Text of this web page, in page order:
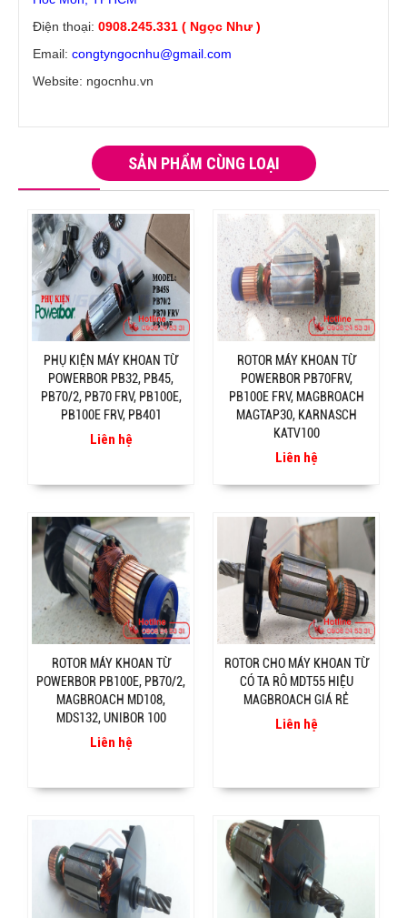
Điện thoại: 0908.245.331 ( Ngọc Như )
Email: congtyngocnhu@gmail.com
Website: ngocnhu.vn
SẢN PHẨM CÙNG LOẠI
PHỤ KIỆN MÁY KHOAN TỪ
POWERBOR PB32, PB45,
PB70/2, PB70 FRV, PB100E,
PB100E FRV, PB401
Liên hệ
ROTOR MÁY KHOAN TỪ
POWERBOR PB70FRV,
PB100E FRV, MAGBROACH
MAGTAP30, KARNASCH
KATV100
Liên hệ
ROTOR MÁY KHOAN TỪ
POWERBOR PB100E, PB70/2,
MAGBROACH MD108,
MDS132, UNIBOR 100
Liên hệ
ROTOR CHO MÁY KHOAN TỪ
CÓ TA RÔ MDT55 HIỆU
MAGBROACH GIÁ RẺ
Liên hệ